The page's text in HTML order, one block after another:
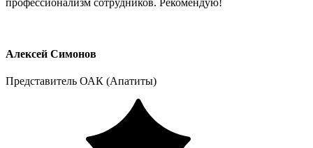
профессионализм сотрудников. Рекомендую!
Алексей Симонов
Представитель ОАК (Апатиты)